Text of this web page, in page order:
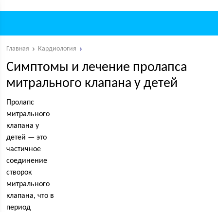
Главная Кардиология
Симптомы и лечение пролапса
митрального клапана у детей
Пролапс
митрального
клапана у
детей — это
частичное
соединение
створок
митрального
клапана, что в
период